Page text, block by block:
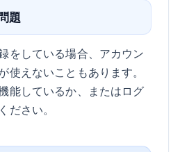
題
をしている場合、アカウン
使えないこともあります。
能しているか、またはログ
ださい。